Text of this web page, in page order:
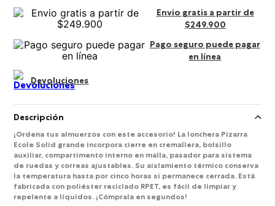
Envio gratis a partir de
$249.900
Pago seguro puede pagar
en línea
Devoluciones
Descripción
¡Ordena tus almuerzos con este accesorio! La lonchera Pizarra
Ecole Solid grande incorpora cierre en cremallera, bolsillo
auxiliar, compartimento interno en malla, pasador para sistema
de ruedas y correas ajustables. Su aislamiento térmico conserva
la temperatura hasta por cinco horas si permanece cerrada. Está
fabricada con poliéster reciclado RPET, es fácil de limpiar y
repelente a líquidos. ¡Cómprala en segundos!